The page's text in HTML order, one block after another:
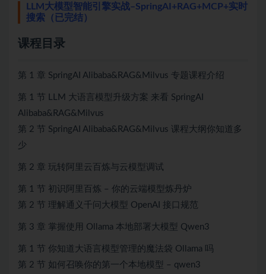
LLM大模型智能引擎实战–SpringAI+RAG+MCP+实时
搜索（已完结）
课程目录
第 1 章 SpringAI Alibaba&RAG&Milvus 专题课程介绍
第 1 节 LLM 大语言模型升级方案 来看 SpringAI
Alibaba&RAG&Milvus
第 2 节 SpringAI Alibaba&RAG&Milvus 课程大纲你知道多
少
第 2 章 玩转阿里云百炼与云模型调试
第 1 节 初识阿里百炼 – 你的云端模型炼丹炉
第 2 节 理解通义千问大模型 OpenAI 接口规范
第 3 章 掌握使用 Ollama 本地部署大模型 Qwen3
第 1 节 你知道大语言模型管理的魔法袋 Ollama 吗
第 2 节 如何召唤你的第一个本地模型 – qwen3